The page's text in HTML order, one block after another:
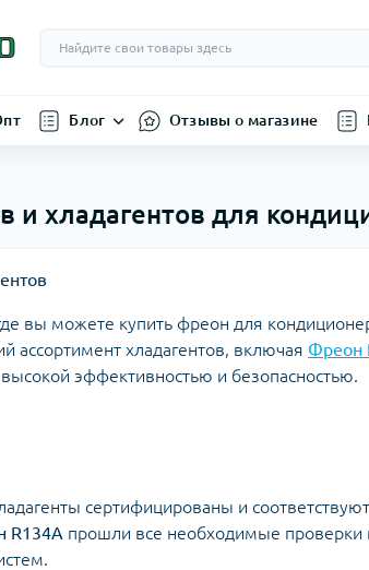
Блог Отзывы о магазине
и хладагентов для
вы можете купить фреон для
ассортимент хладагентов, включая Фреон
эффективностью и безопасностью.
сертифицированы и
R134A прошли все необходимые